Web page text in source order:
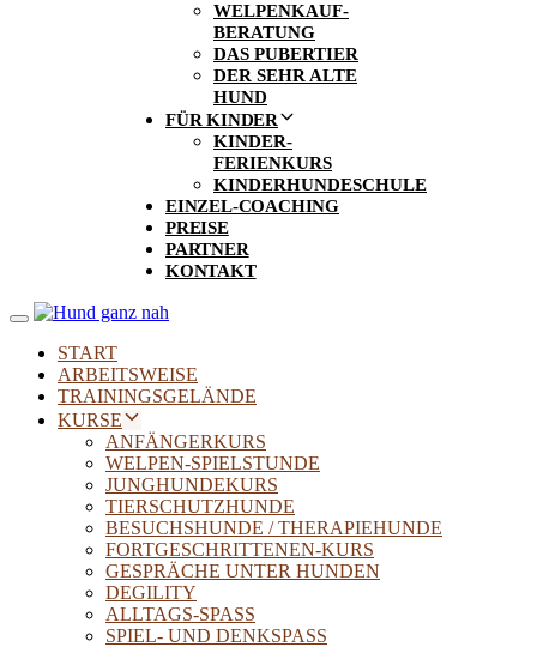
WELPENKAUF-
BERATUNG
DAS PUBERTIER
DER SEHR ALTE
HUND
FÜR KINDER
KINDER-
FERIENKURS
KINDERHUNDESCHULE
EINZEL-COACHING
PREISE
PARTNER
KONTAKT
Toggle
navigationSTART
ARBEITSWEISE
TRAININGSGELÄNDE
KURSE
ANFÄNGERKURS
WELPEN-SPIELSTUNDE
JUNGHUNDEKURS
TIERSCHUTZHUNDE
BESUCHSHUNDE / THERAPIEHUNDE
FORTGESCHRITTENEN-KURS
GESPRÄCHE UNTER HUNDEN
DEGILITY
ALLTAGS-SPASS
SPIEL- UND DENKSPASS